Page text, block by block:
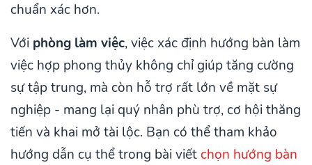
chuẩn xác hơn.
Với phòng làm việc, việc xác định hướng bàn làm
việc hợp phong thủy không chỉ giúp tăng cường
sự tập trung, mà còn hỗ trợ rất lớn về mặt sự
nghiệp - mang lại quý nhân phù trợ, cơ hội thăng
tiến và khai mở tài lộc. Bạn có thể tham khảo
hướng dẫn cụ thể trong bài viết chọn hướng bàn